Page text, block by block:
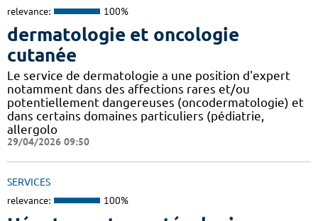
relevance: 100%
dermatologie et oncologie
cutanée
Le service de dermatologie a une position d'expert
notamment dans des affections rares et/ou
potentiellement dangereuses (oncodermatologie) et
dans certains domaines particuliers (pédiatrie,
allergolo
29/04/2026 09:50
SERVICES
relevance: 100%